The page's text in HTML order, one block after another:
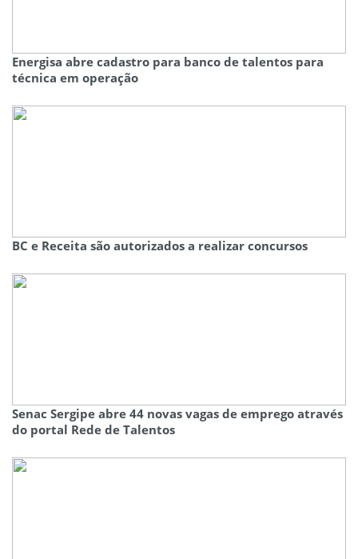
Energisa abre cadastro para banco de talentos para
técnica em operação
BC e Receita são autorizados a realizar concursos
Senac Sergipe abre 44 novas vagas de emprego através
do portal Rede de Talentos